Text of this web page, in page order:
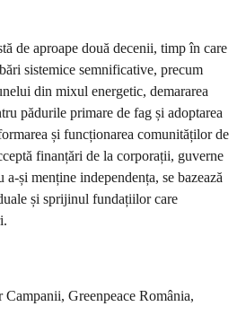
de aproape două decenii, timp în care
sistemice semnificative, precum
din mixul energetic, demararea
pădurile primare de fag și adoptarea
și funcționarea comunităților de
finanțări de la corporații, guverne
și menține independența, se bazează
și sprijinul fundațiilor care
Greenpeace România,